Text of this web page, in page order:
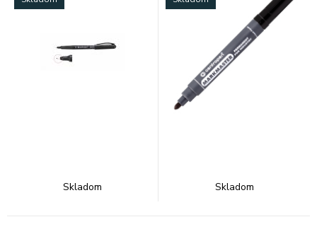
Skladom Skladom